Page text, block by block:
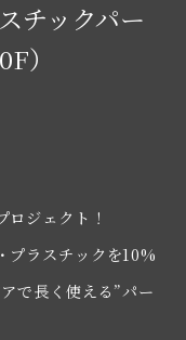
チックパー
）
ジェクト！
プラスチックを10%
で長く使える”パー